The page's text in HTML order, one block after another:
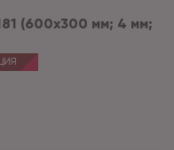
(600x300 мм; 4 мм;